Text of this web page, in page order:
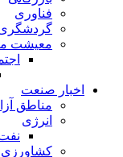
فناوری
معیشت
اخبار صنعت
مناطق
انرژی
کشاورزی